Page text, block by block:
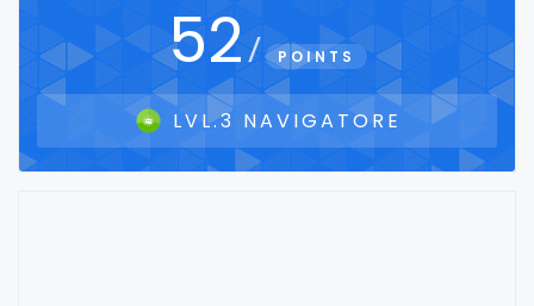
52/ POINTS
LVL.3 NAVIGATORE